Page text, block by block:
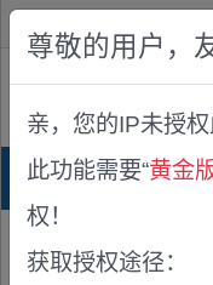
首页 科
尊敬的用户，
亲，您的IP未授权
此功能需要“黄金
权！
获取授权途径：